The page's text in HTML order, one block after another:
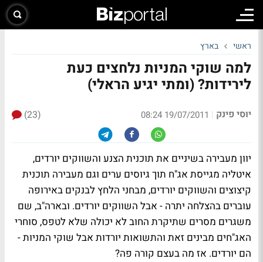
ראשי בארץ
למה שוקי המניות נלחצים כעת
לירידות? (ומתי יגיע הראלי)
יוסי פינק |
19/07/2011 08:24
(23)
יוון מעבירה בשיניים את תוכנית הצנע והשווקים יורדים,
איטליה מגייסת אג"ח תוך גיוסים ערים וגם מעבירה תוכנית
קיצוצים והשווקים יורדים, מבחני הלחץ לבנקים באירופה
עוברים בהצלחה יתרה - אבל השווקים יורדים. ובארה"ב, שם
משגרים מסרים שתיקרת החוב לא יכולה שלא לטפס, סוחרי
האג"חים מבינים זאת והתשואות יורדות אבל שוקי המניות -
הם יורדים. אז מה בעצם קורה פה?